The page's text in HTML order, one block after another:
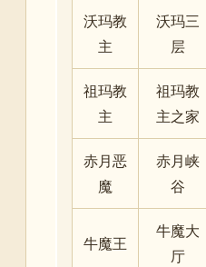
沃玛教
主
沃玛三
层
祖玛教
主
祖玛教
主之家
赤月恶
魔
赤月峡
谷
牛魔王
牛魔大
厅